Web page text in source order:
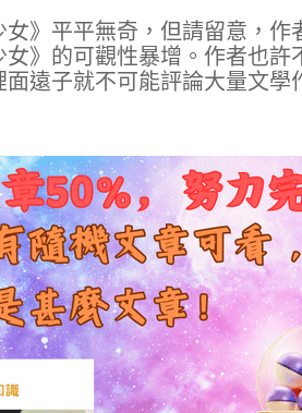
》平平無奇，但請留意，作
》的可觀性暴增。作者也許
遠子就不可能評論大量文學